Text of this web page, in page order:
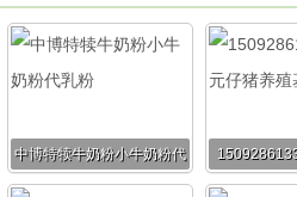
中博特犊牛奶粉小牛奶粉代
乳粉
猪养殖